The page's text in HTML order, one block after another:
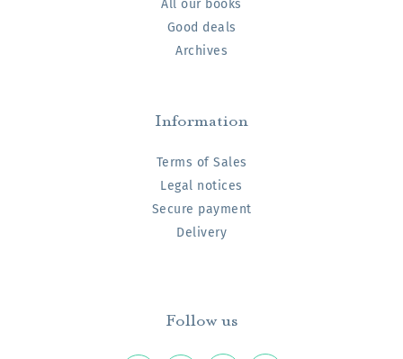
All our books
Good deals
Archives
Information
Terms of Sales
Legal notices
Secure payment
Delivery
Follow us